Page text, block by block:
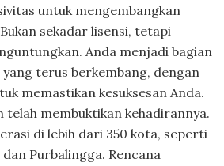
untuk mengembangkan
sekadar lisensi, tetapi
Anda menjadi bagian
terus berkembang, dengan
memastikan kesuksesan Anda.
telah membuktikan kehadirannya.
di lebih dari 350 kota, seperti
Purbalingga. Rencana